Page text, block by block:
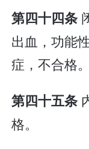
第四十四条
出血，功能
症，不合格。
第四十五条
格。